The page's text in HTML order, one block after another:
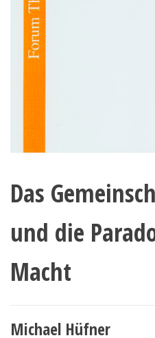
Das
und die
Macht
Michael Hüfner